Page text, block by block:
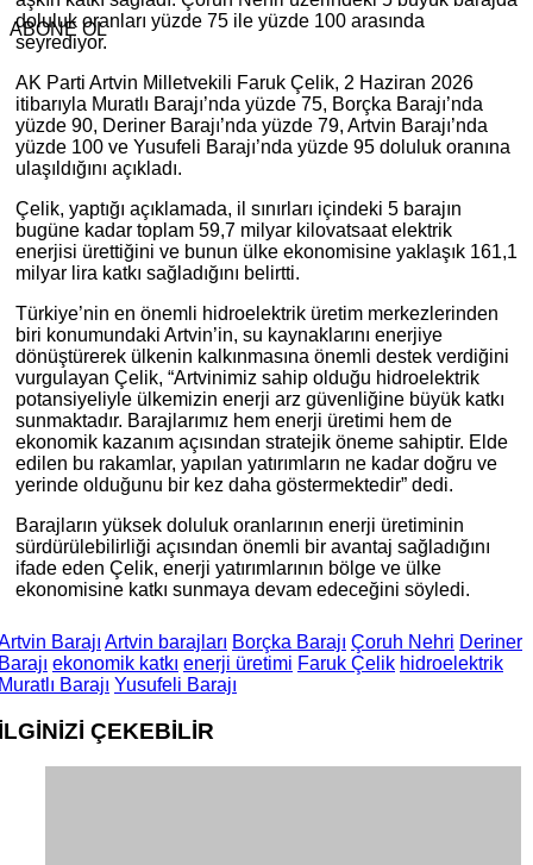
ABONE OL
doluluk oranları yüzde 75 ile yüzde 100 arasında
seyrediyor.
AK Parti Artvin Milletvekili Faruk Çelik, 2 Haziran 2026
itibarıyla Muratlı Barajı’nda yüzde 75, Borçka Barajı’nda
yüzde 90, Deriner Barajı’nda yüzde 79, Artvin Barajı’nda
yüzde 100 ve Yusufeli Barajı’nda yüzde 95 doluluk oranına
ulaşıldığını açıkladı.
Çelik, yaptığı açıklamada, il sınırları içindeki 5 barajın
bugüne kadar toplam 59,7 milyar kilovatsaat elektrik
enerjisi ürettiğini ve bunun ülke ekonomisine yaklaşık 161,1
milyar lira katkı sağladığını belirtti.
Türkiye’nin en önemli hidroelektrik üretim merkezlerinden
biri konumundaki Artvin’in, su kaynaklarını enerjiye
dönüştürerek ülkenin kalkınmasına önemli destek verdiğini
vurgulayan Çelik, “Artvinimiz sahip olduğu hidroelektrik
potansiyeliyle ülkemizin enerji arz güvenliğine büyük katkı
sunmaktadır. Barajlarımız hem enerji üretimi hem de
ekonomik kazanım açısından stratejik öneme sahiptir. Elde
edilen bu rakamlar, yapılan yatırımların ne kadar doğru ve
yerinde olduğunu bir kez daha göstermektedir” dedi.
Barajların yüksek doluluk oranlarının enerji üretiminin
sürdürülebilirliği açısından önemli bir avantaj sağladığını
ifade eden Çelik, enerji yatırımlarının bölge ve ülke
ekonomisine katkı sunmaya devam edeceğini söyledi.
Barajı Artvin barajları Borçka Barajı Çoruh Nehri Deriner
ekonomik katkı enerji üretimi Faruk Çelik hidroelektrik
Barajı Yusufeli Barajı
ÇEKEBİLİR